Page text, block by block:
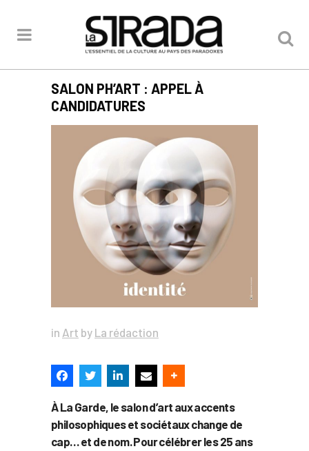
SALON PH’ART : APPEL À
CANDIDATURES
in Art by La rédaction
À La Garde, le salon d’art aux accents
philosophiques et sociétaux change de
cap… et de nom. Pour célébrer les 25 ans